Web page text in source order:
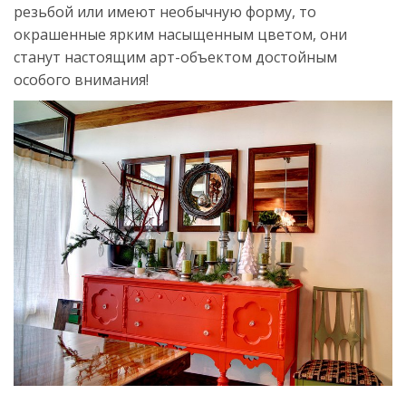
резьбой или имеют необычную форму, то
окрашенные ярким насыщенным цветом, они
станут настоящим арт-объектом достойным
особого внимания!